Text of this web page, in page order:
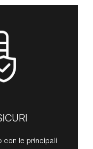
con le principali